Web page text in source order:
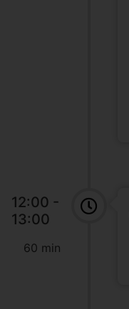
12:00 -
13:00
60 min